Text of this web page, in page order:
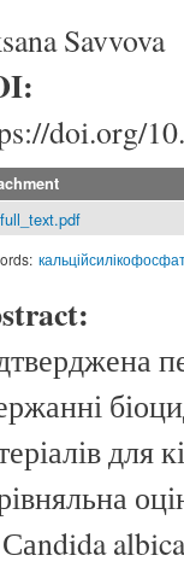
Savvova
doi.org/
full_text.pdf
для